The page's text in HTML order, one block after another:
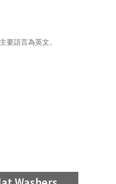
要語言為英文。